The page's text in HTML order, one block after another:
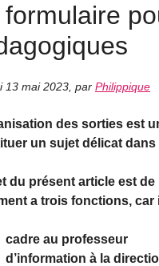
formulaire
13 mai 2023 par Philippique
des sorties est
un sujet délicat
du présent article est
a trois fonctions, car
cadre au professeur
d’information à la